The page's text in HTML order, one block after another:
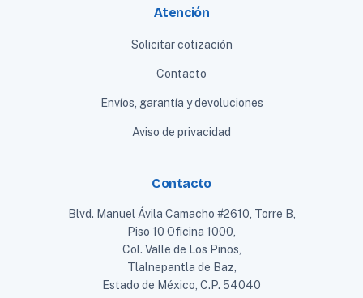
Atención
Solicitar cotización
Contacto
Envíos, garantía y devoluciones
Aviso de privacidad
Contacto
Blvd. Manuel Ávila Camacho #2610, Torre B,
Piso 10 Oficina 1000,
Col. Valle de Los Pinos,
Tlalnepantla de Baz,
Estado de México, C.P. 54040